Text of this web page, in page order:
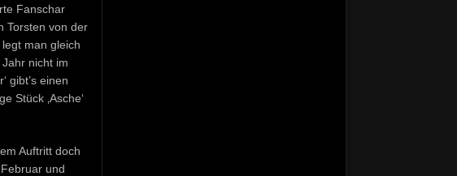
Fanschar
Torsten von der
man gleich
Jahr nicht im
gibt’s einen
Stück ‚Asche‘
Auftritt doch
und